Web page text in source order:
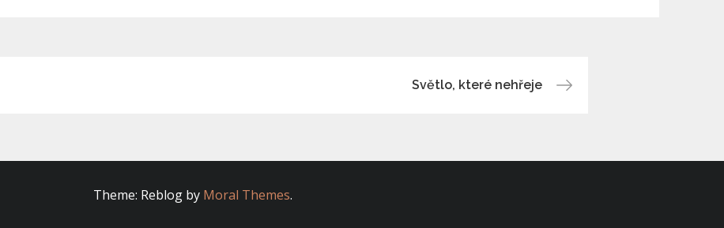
Světlo, které nehřeje
Theme: Reblog by Moral Themes.